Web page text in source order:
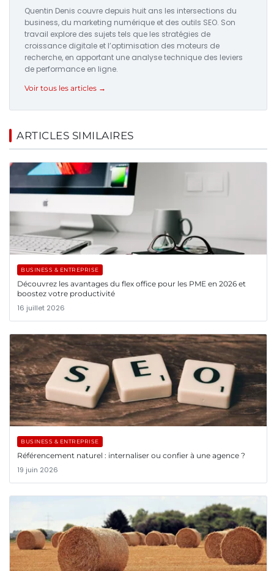
Quentin Denis couvre depuis huit ans les intersections du
business, du marketing numérique et des outils SEO. Son
travail explore des sujets tels que les stratégies de
croissance digitale et l’optimisation des moteurs de
recherche, en apportant une analyse technique des leviers
de performance en ligne.
Voir tous les articles →
ARTICLES SIMILAIRES
BUSINESS & ENTREPRISE
Découvrez les avantages du flex office pour les PME en 2026 et
boostez votre productivité
16 juillet 2026
BUSINESS & ENTREPRISE
Référencement naturel : internaliser ou confier à une agence ?
19 juin 2026